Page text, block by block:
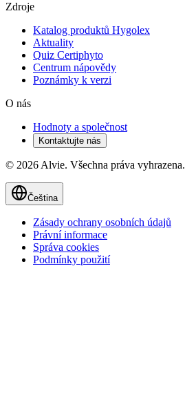
Zdroje
Katalog produktů Hygolex
Aktuality
Quiz Certiphyto
Centrum nápovědy
Poznámky k verzi
O nás
Hodnoty a společnost
Kontaktujte nás
© 2026 Alvie. Všechna práva vyhrazena.
Čeština
Zásady ochrany osobních údajů
Právní informace
Správa cookies
Podmínky použití